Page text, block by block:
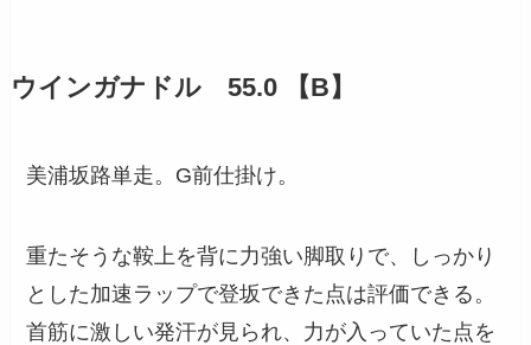
ウインガナドル 55.0 【B】
美浦坂路単走。G前仕掛け。
重たそうな鞍上を背に力強い脚取りで、しっかり
とした加速ラップで登坂できた点は評価できる。
首筋に激しい発汗が見られ、力が入っていた点を